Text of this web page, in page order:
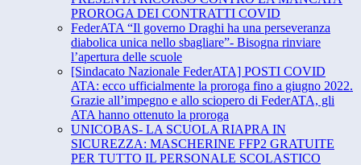
PROROGA DEI CONTRATTI COVID
FederATA “Il governo Draghi ha una perseveranza
diabolica unica nello sbagliare”- Bisogna rinviare
l’apertura delle scuole
[Sindacato Nazionale FederATA] POSTI COVID
ATA: ecco ufficialmente la proroga fino a giugno 2022.
Grazie all’impegno e allo sciopero di FederATA, gli
ATA hanno ottenuto la proroga
UNICOBAS- LA SCUOLA RIAPRA IN
SICUREZZA: MASCHERINE FFP2 GRATUITE
PER TUTTO IL PERSONALE SCOLASTICO